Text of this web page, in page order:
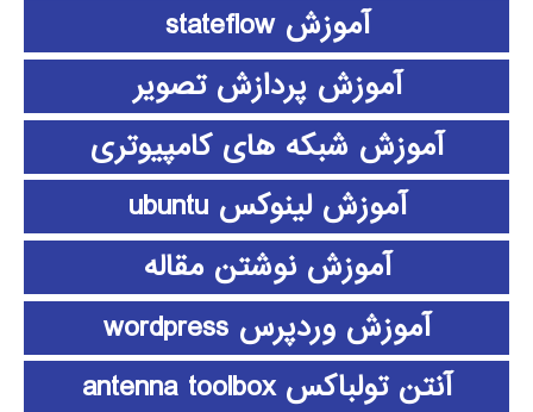
آموزش stateflow
آموزش پردازش تصویر
آموزش شبکه های کامپیوتری
آموزش لینوکس ubuntu
آموزش نوشتن مقاله
آموزش وردپرس wordpress
آنتن تولباکس antenna toolbox